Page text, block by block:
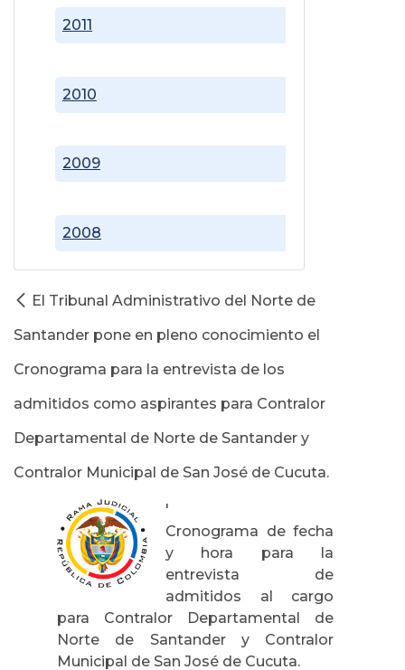
2008
2009
2010
2011
El Tribunal Administrativo del Norte de
Santander pone en pleno conocimiento el
Cronograma para la entrevista de los
admitidos como aspirantes para Contralor
Departamental de Norte de Santander y
Contralor Municipal de San José de Cucuta.
'
Cronograma de fecha
y hora para la
entrevista de
admitidos al cargo
para Contralor Departamental de
Norte de Santander y Contralor
Municipal de San José de Cucuta.